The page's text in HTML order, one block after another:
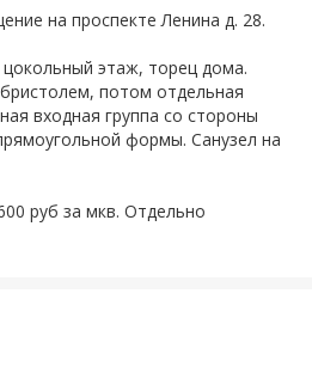
на проспекте Ленина д. 28.
этаж, торец дома.
потом отдельная
входная группа со стороны
формы. Санузел на
руб за мкв. Отдельно